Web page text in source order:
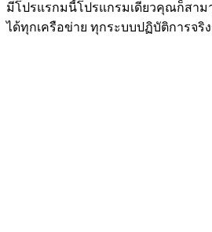
มีโปรแรกมนี้โปรแกรมเดียวคุณก็สา
ได้ทุกเครือข่าย ทุกระบบปฏิบัติการจริ